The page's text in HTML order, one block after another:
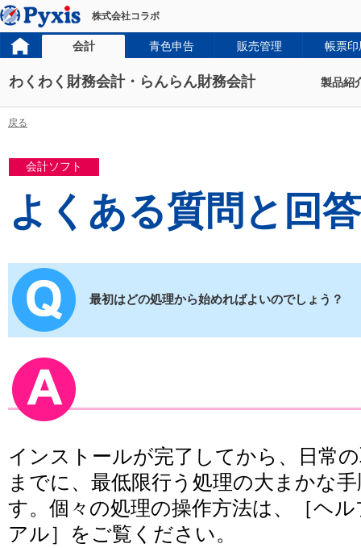
株式会社コラボ
会計 青色申告 販売管理 帳票印
わくわく財務会計・らんらん財務会計 製品紹
戻る
会計ソフト
よくある質問と回答
最初はどの処理から始めればよいのでしょう？
インストールが完了してから、日常
までに、最低限行う処理の大まかな
す。個々の処理の操作方法は、［ヘ
アル］をご覧ください。